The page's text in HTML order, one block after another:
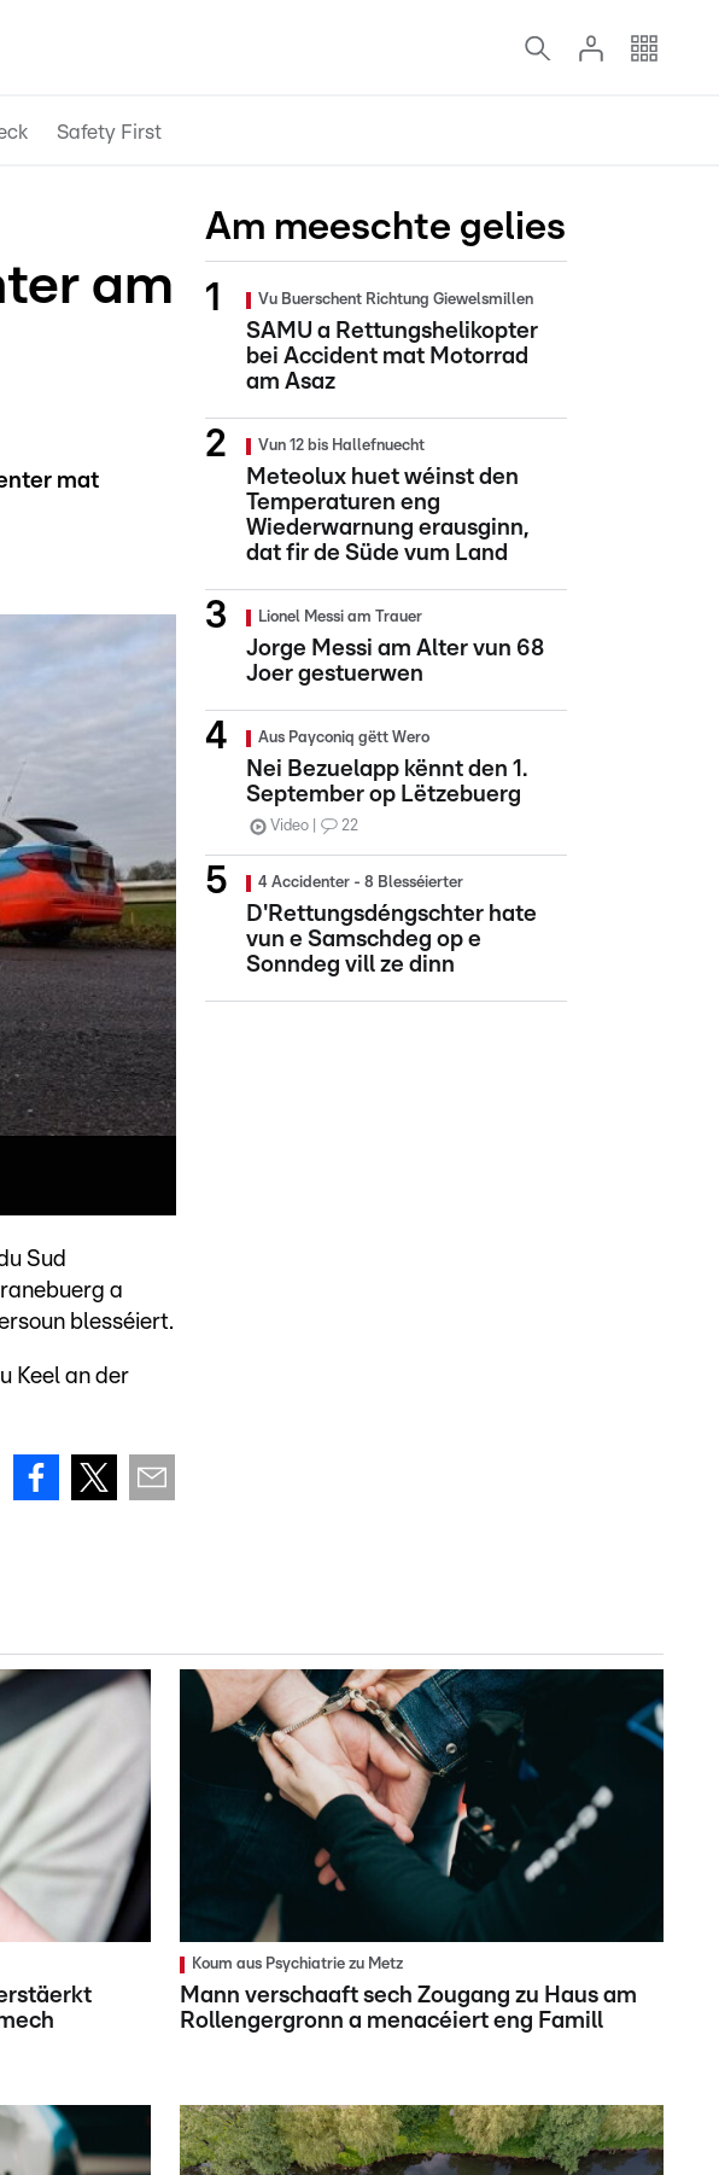
Safety First
am
mat
Sud
a
blesséiert.
Keel an der
Am meeschte gelies
Vu Buerschent Richtung Giewelsmillen
SAMU a Rettungshelikopter
bei Accident mat Motorrad
am Asaz
Vun 12 bis Hallefnuecht
Meteolux huet wéinst den
Temperaturen eng
Wiederwarnung erausginn,
dat fir de Süde vum Land
Lionel Messi am Trauer
Jorge Messi am Alter vun 68
Joer gestuerwen
Aus Payconiq gëtt Wero
Nei Bezuelapp kënnt den 1.
September op Lëtzebuerg
Video 22
4 Accidenter - 8 Blesséierter
D'Rettungsdéngschter hate
vun e Samschdeg op e
Sonndeg vill ze dinn
Koum aus Psychiatrie zu Metz
Mann verschaaft sech Zougang zu Haus am
Rollengergronn a menacéiert eng Famill